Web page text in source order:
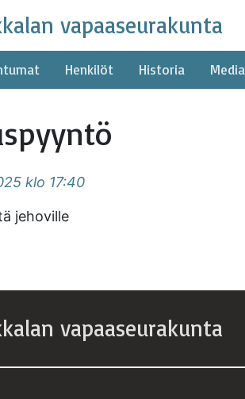
vapaaseurakunta
Henkilöt Historia Media
klo 17:40
jehoville
vapaaseurakunta